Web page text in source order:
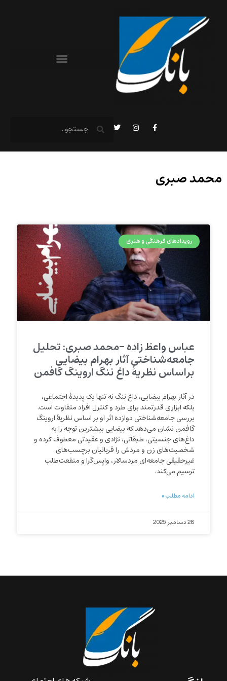
محمد صبری
رویدادهای فرهنگی و هنری
عباس واعظ‌ زاده -محمد صبری: تحلیل
جامعه‌شناختی آثار بهرام بیضایی
براساس نظریهٔ داغ ننگ اروینگ گافمن
در آثار بهرام بیضایی، داغ ننگ نه تنها یک پدیدهٔ اجتماعی،
بلکه ابزاری قدرتمند برای طرد و کنترل افراد متفاوت است.
بررسی جامعه‌شناختی دوازده اثر او بر اساس نظریهٔ اروینگ
گافمن نشان می‌دهد که بیضایی بیشترین توجه را به
داغ‌های جنسیتی، طبقاتی، نژادی و عقیدتی معطوف کرده و
شخصیت‌های زن و مردش را قربانیان برچسب‌های
غیرحقیقی جامعه‌ای مردسالار، واپس‌گرا و منفعت‌طلب
ترسیم می‌کند.
ادامه مطلب »
28 دسامبر 2025